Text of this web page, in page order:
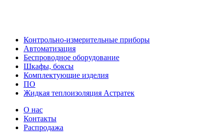
Контрольно-измерительные приборы
Автоматизация
Беспроводное оборудование
Шкафы, боксы
Комплектующие изделия
ПО
Жидкая теплоизоляция Астратек
О нас
Контакты
Распродажа